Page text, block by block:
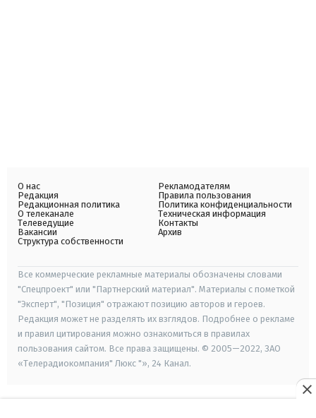
О нас
Редакция
Редакционная политика
О телеканале
Телеведущие
Вакансии
Структура собственности
Рекламодателям
Правила пользования
Политика конфиденциальности
Техническая информация
Контакты
Архив
Все коммерческие рекламные материалы обозначены словами
"Спецпроект" или "Партнерский материал". Материалы с пометкой
"Эксперт", "Позиция" отражают позицию авторов и героев.
Редакция может не разделять их взглядов. Подробнее о рекламе
и правил цитирования можно ознакомиться в правилах
пользования сайтом. Все права защищены. © 2005—2022, ЗАО
«Телерадиокомпания" Люкс "», 24 Канал.